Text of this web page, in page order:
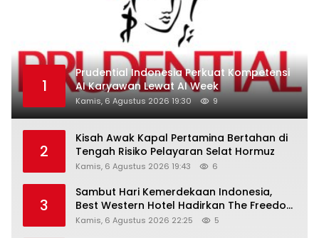
1
Prudential Indonesia Perkuat Kompetensi
AI Karyawan Lewat AI Week
Kamis, 6 Agustus 2026 19:30 9
2
Kisah Awak Kapal Pertamina Bertahan di
Tengah Risiko Pelayaran Selat Hormuz
Kamis, 6 Agustus 2026 19:43 6
3
Sambut Hari Kemerdekaan Indonesia,
Best Western Hotel Hadirkan The Freedom
Stay Diskon Hingga 45%
Kamis, 6 Agustus 2026 22:25 5